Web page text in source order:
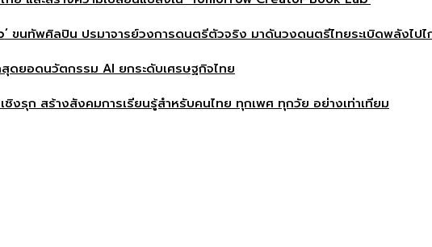
ขนทัพศิลปิน ปรมาจารย์วงการดนตรีตัวจริง มาดันวงดนตรีไทยระเบิดพลังไปไ
ดยอดนวัตกรรม AI ยกระดับเศรษฐกิจไทย
งรุก สร้างสังคมการเรียนรู้สำหรับคนไทย ทุกเพศ ทุกวัย อย่างเท่าเทียม